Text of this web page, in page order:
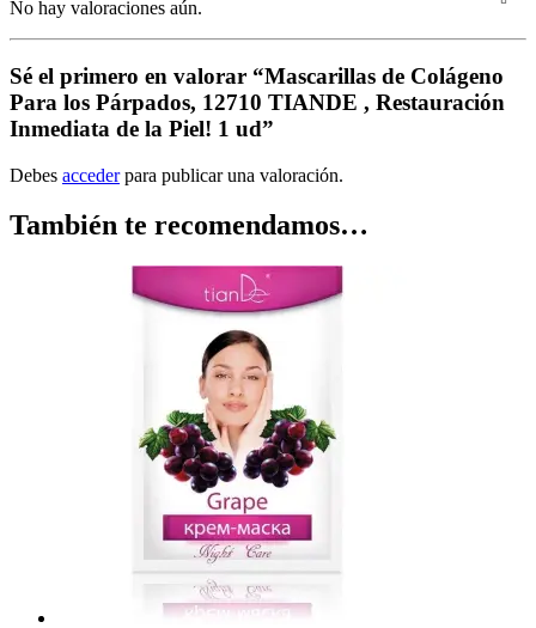
No hay valoraciones aún.
Sé el primero en valorar “Mascarillas de Colágeno
Para los Párpados, 12710 TIANDE , Restauración
Inmediata de la Piel! 1 ud”
Debes accederpara publicar una valoración.
También te recomendamos…